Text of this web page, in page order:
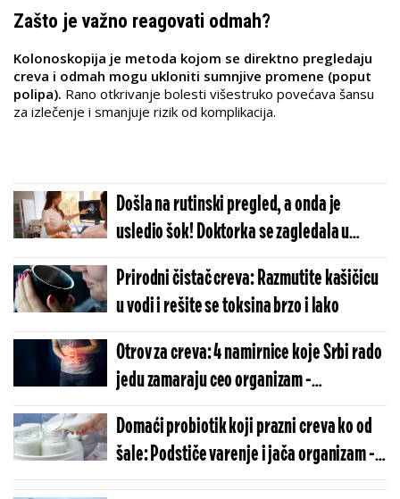
Zašto je važno reagovati odmah?
Kolonoskopija je metoda kojom se direktno pregledaju
creva i odmah mogu ukloniti sumnjive promene (poput
polipa). Rano otkrivanje bolesti višestruko povećava šansu
za izlečenje i smanjuje rizik od komplikacija.
Došla na rutinski pregled, a onda je
usledio šok! Doktorka se zagledala u
ekran i zanemela
Prirodni čistač creva: Razmutite kašičicu
u vodi i rešite se toksina brzo i lako
Otrov za creva: 4 namirnice koje Srbi rado
jedu zamaraju ceo organizam -
izbegavajte ih
Domaći probiotik koji prazni creva ko od
šale: Podstiče varenje i jača organizam -
napravite ga sami kod kuće